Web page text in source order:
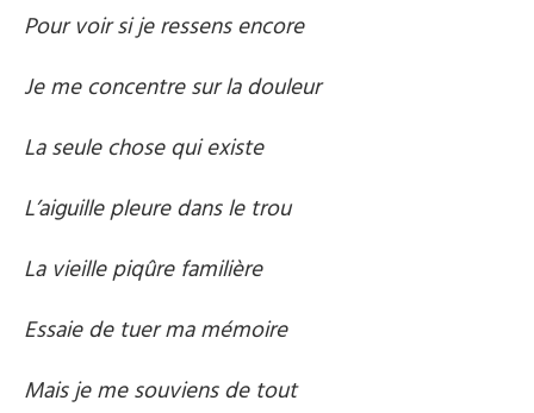
Pour voir si je ressens encore
Je me concentre sur la douleur
La seule chose qui existe
L’aiguille pleure dans le trou
La vieille piqûre familière
Essaie de tuer ma mémoire
Mais je me souviens de tout